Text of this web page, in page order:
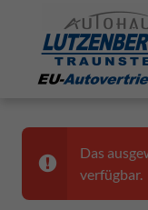
Das
verfügbar.